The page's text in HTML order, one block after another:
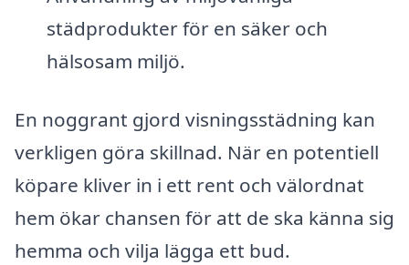
städprodukter för en säker och
hälsosam miljö.
En noggrant gjord visningsstädning kan
verkligen göra skillnad. När en potentiell
köpare kliver in i ett rent och välordnat
hem ökar chansen för att de ska känna sig
hemma och vilja lägga ett bud.